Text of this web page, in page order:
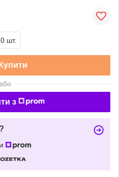
шт.
Купити
з